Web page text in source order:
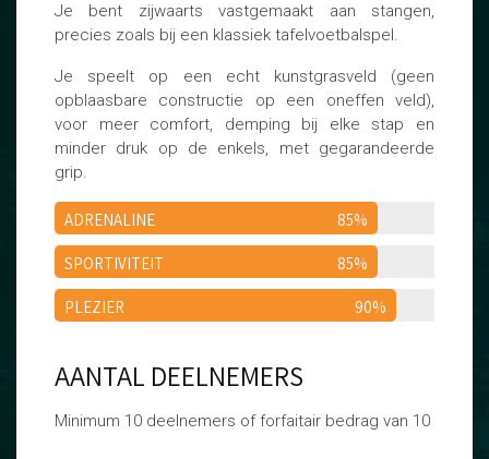
Je bent zijwaarts vastgemaakt aan stangen,
precies zoals bij een klassiek tafelvoetbalspel.
Je speelt op een echt kunstgrasveld (geen
opblaasbare constructie op een oneffen veld),
voor meer comfort, demping bij elke stap en
minder druk op de enkels, met gegarandeerde
grip.
ADRENALINE 85%
SPORTIVITEIT 85%
PLEZIER 90%
AANTAL DEELNEMERS
Minimum 10 deelnemers of forfaitair bedrag van 10